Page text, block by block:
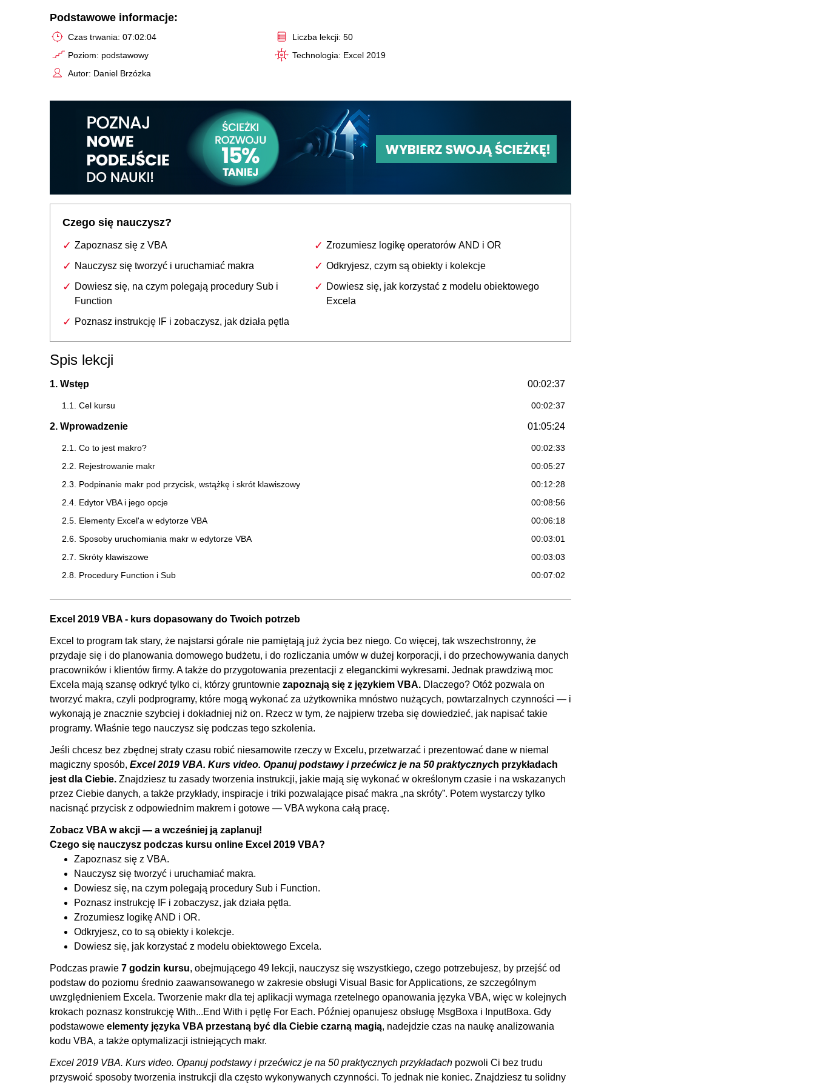
Podstawowe informacje:
Czas trwania: 07:02:04
Poziom: podstawowy
Autor: Daniel Brzózka
Liczba lekcji: 50
Technologia: Excel 2019
Czego się nauczysz?
Zapoznasz się z VBA
Nauczysz się tworzyć i uruchamiać makra
Dowiesz się, na czym polegają procedury Sub i
Function
Poznasz instrukcję IF i zobaczysz, jak działa pętla
Zrozumiesz logikę operatorów AND i OR
Odkryjesz, czym są obiekty i kolekcje
Dowiesz się, jak korzystać z modelu obiektowego
Excela
Spis lekcji
1. Wstęp 00:02:37
1.1. Cel kursu 00:02:37
2. Wprowadzenie 01:05:24
2.1. Co to jest makro?
00:02:33
2.2. Rejestrowanie makr
00:05:27
2.3. Podpinanie makr pod przycisk, wstążkę i skrót klawiszowy
00:12:28
2.4. Edytor VBA i jego opcje
00:08:56
2.5. Elementy Excel'a w edytorze VBA
00:06:18
2.6. Sposoby uruchomiania makr w edytorze VBA
00:03:01
2.7. Skróty klawiszowe
00:03:03
2.8. Procedury Function i Sub
00:07:02
3.1. Typy danych
00:07:20
3.2. Zmienne
00:12:08
3.3. Operatory arytmetyczne
00:05:51
4. Instrukcje warunkowe 00:34:21
4.1. IF i operatory porównania
4.2. IF i ELSE
00:03:24
4.3. ELSEIF
00:04:11
00:08:12
4.5. Logika OR
4.6. Logika AND i OR w jednym bloku warunków logicznych
5. Pętle
5.1. Zasady działania pętli
5.2. Pętla For i przetwarzanie krokowe
5.3. Pętla While
6. Model obiektów w Excel'u
6.1. Co to są obiekty i kolekcje w Excel'u?
6.2. Obiekt Application
00:07:10
6.3. Kolekcja i obiekt Workbooks
00:10:12
6.4. Kolekcja i obiekt Worksheets
00:12:25
6.5. Kolekcja i obiekt Range
00:17:51
6.6. Kolekcja i obiekt Cells
6.8. Kolekcja i obiekt Selection
00:05:03
Excel 2019 VBA - kurs dopasowany do Twoich potrzeb
Excel to program tak stary, że najstarsi górale nie pamiętają już życia bez niego. Co więcej, tak wszechstronny, że
przydaje się i do planowania domowego budżetu, i do rozliczania umów w dużej korporacji, i do przechowywania danych
pracowników i klientów firmy. A także do przygotowania prezentacji z eleganckimi wykresami. Jednak prawdziwą moc
Excela mają szansę odkryć tylko ci, którzy gruntownie zapoznają się z językiem VBA. Dlaczego? Otóż pozwala on
tworzyć makra, czyli podprogramy, które mogą wykonać za użytkownika mnóstwo nużących, powtarzalnych czynności — i
wykonają je znacznie szybciej i dokładniej niż on. Rzecz w tym, że najpierw trzeba się dowiedzieć, jak napisać takie
programy. Właśnie tego nauczysz się podczas tego szkolenia.
Jeśli chcesz bez zbędnej straty czasu robić niesamowite rzeczy w Excelu, przetwarzać i prezentować dane w niemal
magiczny sposób, Excel 2019 VBA. Kurs video. Opanuj podstawy i przećwicz je na 50 praktycznych przykładach
jest dla Ciebie. Znajdziesz tu zasady tworzenia instrukcji, jakie mają się wykonać w określonym czasie i na wskazanych
przez Ciebie danych, a także przykłady, inspiracje i triki pozwalające pisać makra „na skróty”. Potem wystarczy tylko
nacisnąć przycisk z odpowiednim makrem i gotowe — VBA wykona całą pracę.
Zobacz VBA w akcji — a wcześniej ją zaplanuj!
Czego się nauczysz podczas kursu online Excel 2019 VBA?
Zapoznasz się z VBA.
Nauczysz się tworzyć i uruchamiać makra.
Dowiesz się, na czym polegają procedury Sub i Function.
Poznasz instrukcję IF i zobaczysz, jak działa pętla.
Zrozumiesz logikę AND i OR.
Odkryjesz, co to są obiekty i kolekcje.
Dowiesz się, jak korzystać z modelu obiektowego Excela.
Podczas prawie 7 godzin kursu, obejmującego 49 lekcji, nauczysz się wszystkiego, czego potrzebujesz, by przejść od
podstaw do poziomu średnio zaawansowanego w zakresie obsługi Visual Basic for Applications, ze szczególnym
uwzględnieniem Excela. Tworzenie makr dla tej aplikacji wymaga rzetelnego opanowania języka VBA, więc w kolejnych
krokach poznasz konstrukcję With...End With i pętlę For Each. Później opanujesz obsługę MsgBoxa i InputBoxa. Gdy
podstawowe elementy języka VBA przestaną być dla Ciebie czarną magią, nadejdzie czas na naukę analizowania
kodu VBA, a także optymalizacji istniejących makr.
Excel 2019 VBA. Kurs video. Opanuj podstawy i przećwicz je na 50 praktycznych przykładach pozwoli Ci bez trudu
przyswoić sposoby tworzenia instrukcji dla często wykonywanych czynności. To jednak nie koniec. Znajdziesz tu solidny